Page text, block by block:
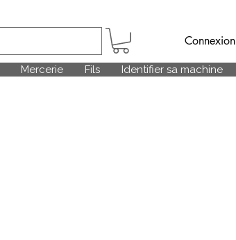
Mercerie Fils Identifier sa machine
Connexion